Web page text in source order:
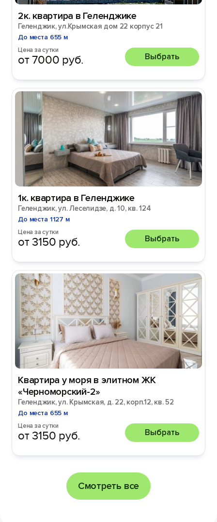
2к. квартира в Геленджике
Геленджик, ул.Крымская дом 22 корпус 21
До места 655 м
Цена за сутки
от 7000 руб. Выбрать
1к. квартира в Геленджике
Геленджик, ул. Леселидзе, д. 10, кв. 124
До места 1127 м
Цена за сутки
от 3150 руб. Выбрать
Квартира у моря в элитном ЖК
«Черноморский-2»
Геленджик, ул. Крымская, д. 22, корп.12, кв. 52
До места 655 м
Цена за сутки
от 3150 руб. Выбрать
Смотреть все